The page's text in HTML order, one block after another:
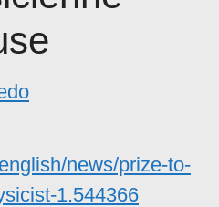
news/prize-to-
1.544366